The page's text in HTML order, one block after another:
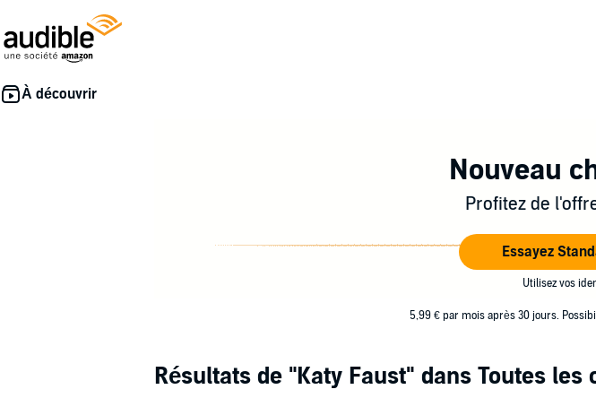
Nouveau
Profitez de
Essayez
Utilisez vos
5,99 € par mois après 30 jours.
Résultats de "Katy Faust" dans Toutes les